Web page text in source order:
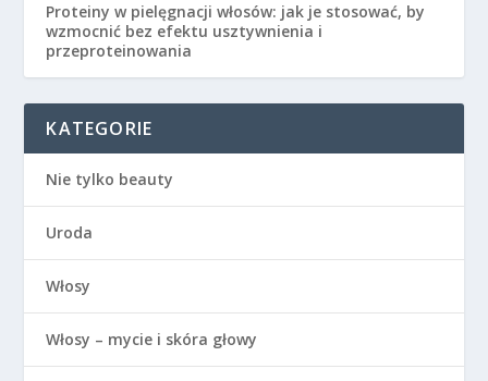
Proteiny w pielęgnacji włosów: jak je stosować, by
wzmocnić bez efektu usztywnienia i
przeproteinowania
KATEGORIE
Nie tylko beauty
Uroda
Włosy
Włosy – mycie i skóra głowy